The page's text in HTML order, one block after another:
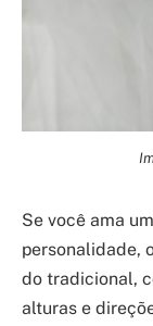
Se você ama
personalidade,
do tradicional,
alturas e